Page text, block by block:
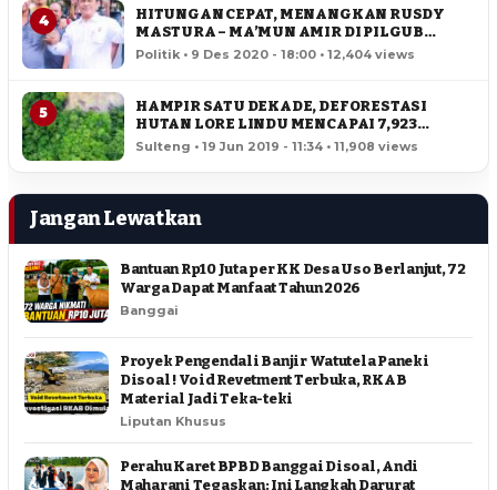
4
HITUNGAN CEPAT, MENANGKAN RUSDY
MASTURA – MA’MUN AMIR DI PILGUB
SULTENG
Politik • 9 Des 2020 - 18:00 • 12,404 views
5
HAMPIR SATU DEKADE, DEFORESTASI
HUTAN LORE LINDU MENCAPAI 7,923
HEKTAR
Sulteng • 19 Jun 2019 - 11:34 • 11,908 views
Jangan Lewatkan
Bantuan Rp10 Juta per KK Desa Uso Berlanjut, 72
Warga Dapat Manfaat Tahun 2026
Banggai
Proyek Pengendali Banjir Watutela Paneki
Disoal ! Void Revetment Terbuka, RKAB
Material Jadi Teka-teki
Liputan Khusus
Perahu Karet BPBD Banggai Disoal, Andi
Maharani Tegaskan: Ini Langkah Darurat